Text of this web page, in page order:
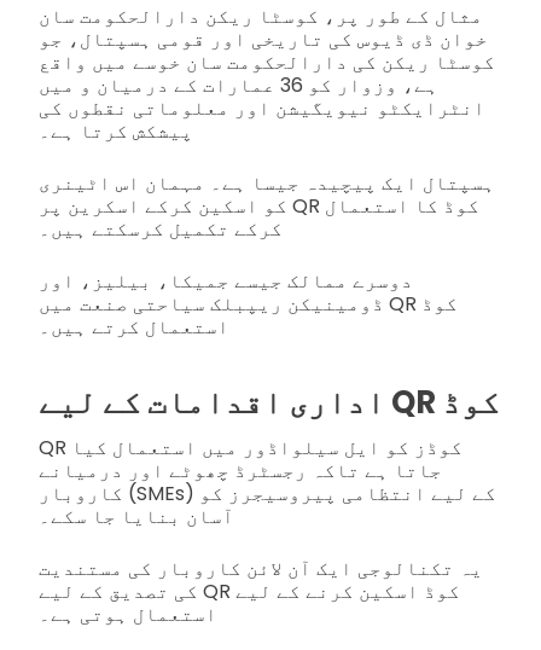
مثال کے طور پر، کوسٹا ریکن دارالحکومت سان
خوان ڈی ڈیوس کی تاریخی اور قومی ہسپتال، جو
کوسٹا ریکن کی دارالحکومت سان خوسے میں واقع
ہے، وزوار کو 36 عمارات کے درمیان و میں
انٹرایکٹو نیویگیشن اور معلوماتی نقطوں کی
پیشکش کرتا ہے۔
ہسپتال ایک پیچیدہ جیسا ہے۔ مہمان اس اٹینری
کو اسکین کرکے اسکرین پر QR کوڈ کا استعمال
کرکے تکمیل کرسکتے ہیں۔
دوسرے ممالک جیسے جمیکا، بیلیز، اور
ڈومینیکن ریپبلک سیاحتی صنعت میں QR کوڈ
استعمال کرتے ہیں۔
اداری اقدامات کے لیے QR کوڈ
QR کوڈز کو ایل سیلواڈور میں استعمال کیا
جاتا ہے تاکہ رجسٹرڈ چھوٹے اور درمیانے
کاروبار (SMEs) کے لیے انتظامی پیروسیجرز کو
آسان بنایا جا سکے۔
یہ تکنالوجی ایک آن لائن کاروبار کی مستندیت
کی تصدیق کے لیے QR کوڈ اسکین کرنے کے لیے
استعمال ہوتی ہے۔